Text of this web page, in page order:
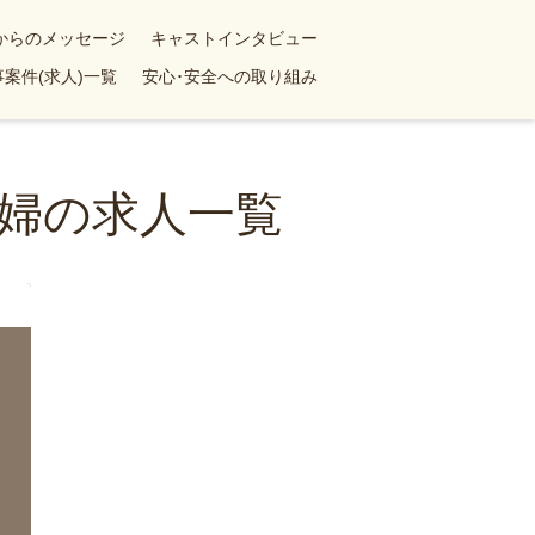
らのメッセージ
キャストインタビュー
案件(求人)一覧 安心･安全への取り組み
の求人一覧